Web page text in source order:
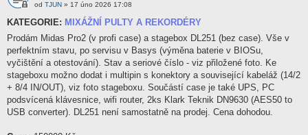
od TJUN » 17 úno 2026 17:08
KATEGORIE: MIXÁŽNÍ PULTY A REKORDÉRY
Prodám Midas Pro2 (v profi case) a stagebox DL251 (bez case). Vše v
perfektním stavu, po servisu v Basys (výměna baterie v BIOSu,
vyčištění a otestování). Stav a seriové číslo - viz přiložené foto. Ke
stageboxu možno dodat i multipin s konektory a související kabeláž (14/2
+ 8/4 IN/OUT), viz foto stageboxu. Součástí case je také UPS, PC
podsvícená klávesnice, wifi router, 2ks Klark Teknik DN9630 (AES50 to
USB converter). DL251 není samostatně na prodej. Cena dohodou.